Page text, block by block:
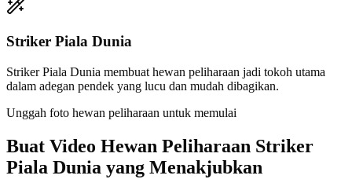
Striker Piala Dunia
Striker Piala Dunia membuat hewan peliharaan jadi tokoh utama
dalam adegan pendek yang lucu dan mudah dibagikan.
Unggah foto hewan peliharaan untuk memulai
Buat Video Hewan Peliharaan Striker
Piala Dunia yang Menakjubkan